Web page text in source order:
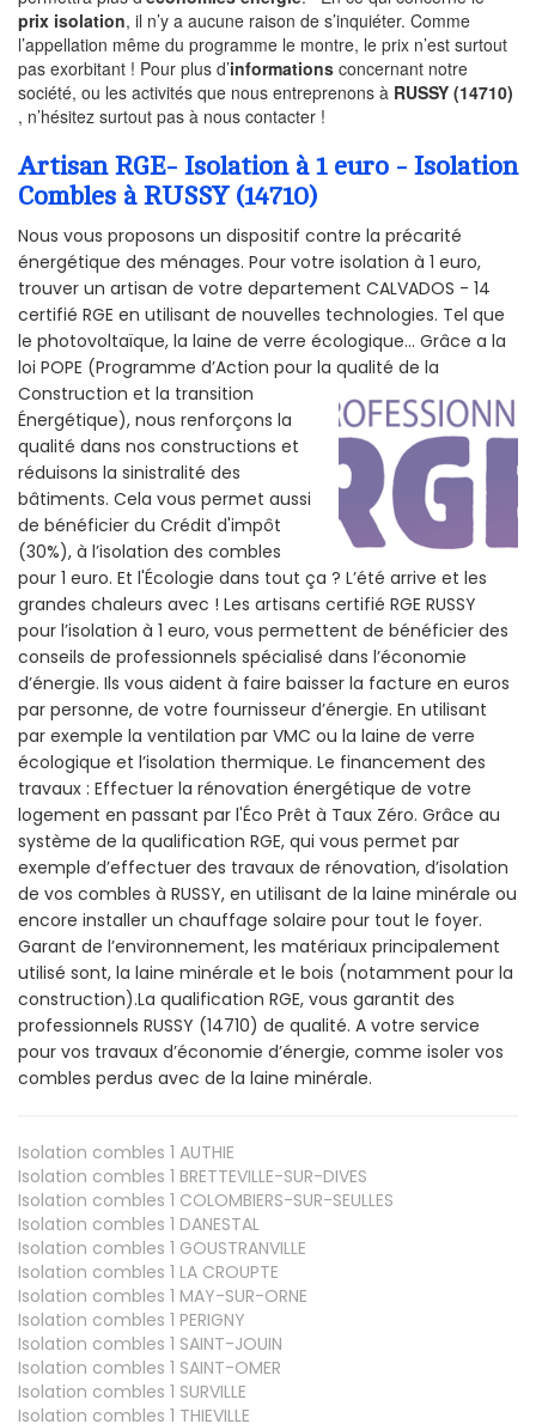
prix isolation, il n’y a aucune raison de s’inquiéter. Comme
l’appellation même du programme le montre, le prix n’est surtout
pas exorbitant ! Pour plus d’informations concernant notre
société, ou les activités que nous entreprenons à RUSSY (14710)
, n’hésitez surtout pas à nous contacter !
Artisan RGE- Isolation à 1 euro - Isolation
Combles à RUSSY (14710)
Nous vous proposons un dispositif contre la précarité
énergétique des ménages. Pour votre isolation à 1 euro,
trouver un artisan de votre departement CALVADOS - 14
certifié RGE en utilisant de nouvelles technologies. Tel que
le photovoltaïque, la laine de verre écologique... Grâce a la
loi POPE (Programme d’Action pour la qualité de la
Construction et la transition
Énergétique), nous renforçons la
qualité dans nos constructions et
réduisons la sinistralité des
bâtiments. Cela vous permet aussi
de bénéficier du Crédit d'impôt
(30%), à l’isolation des combles
pour 1 euro. Et l'Écologie dans tout ça ? L’été arrive et les
grandes chaleurs avec ! Les artisans certifié RGE RUSSY
pour l’isolation à 1 euro, vous permettent de bénéficier des
conseils de professionnels spécialisé dans l’économie
d’énergie. Ils vous aident à faire baisser la facture en euros
par personne, de votre fournisseur d’énergie. En utilisant
par exemple la ventilation par VMC ou la laine de verre
écologique et l’isolation thermique. Le financement des
travaux : Effectuer la rénovation énergétique de votre
logement en passant par l'Éco Prêt à Taux Zéro. Grâce au
système de la qualification RGE, qui vous permet par
exemple d’effectuer des travaux de rénovation, d’isolation
de vos combles à RUSSY, en utilisant de la laine minérale ou
encore installer un chauffage solaire pour tout le foyer.
Garant de l’environnement, les matériaux principalement
utilisé sont, la laine minérale et le bois (notamment pour la
construction).La qualification RGE, vous garantit des
professionnels RUSSY (14710) de qualité. A votre service
pour vos travaux d’économie d’énergie, comme isoler vos
combles perdus avec de la laine minérale.
Isolation combles 1 AUTHIE
Isolation combles 1 BRETTEVILLE-SUR-DIVES
Isolation combles 1 COLOMBIERS-SUR-SEULLES
Isolation combles 1 DANESTAL
Isolation combles 1 GOUSTRANVILLE
Isolation combles 1 LA CROUPTE
Isolation combles 1 MAY-SUR-ORNE
Isolation combles 1 PERIGNY
Isolation combles 1 SAINT-JOUIN
Isolation combles 1 SAINT-OMER
Isolation combles 1 SURVILLE
Isolation combles 1 THIEVILLE